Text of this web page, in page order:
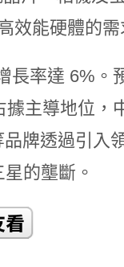
效能硬體的需
長率達 6%。
主導地位，
牌透過引入
的壟斷。